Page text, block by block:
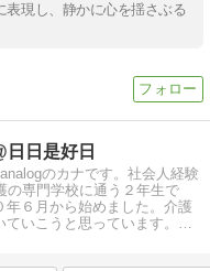
表現し、静かに心を揺さぶる
日是好日
のカナです。社会人経験
の専門学校に通う２年生で
６月から始めました。介護
いこうと思っています。よ